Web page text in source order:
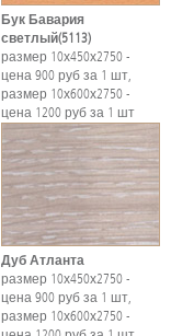
Бук Бавария
светлый(5113)
размер 10х450х2750 -
цена 900 руб за 1 шт,
размер 10х600х2750 -
цена 1200 руб за 1 шт
Дуб Атланта
размер 10х450х2750 -
цена 900 руб за 1 шт,
размер 10х600х2750 -